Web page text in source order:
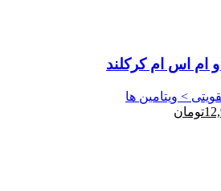
ام اس ام کرکلند
> ویتامین ها
تومان